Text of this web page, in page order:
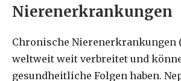
Nierenerkrankungen
Chronische Nierenerkrankungen
weltweit weit verbreitet und
gesundheitliche Folgen haben.